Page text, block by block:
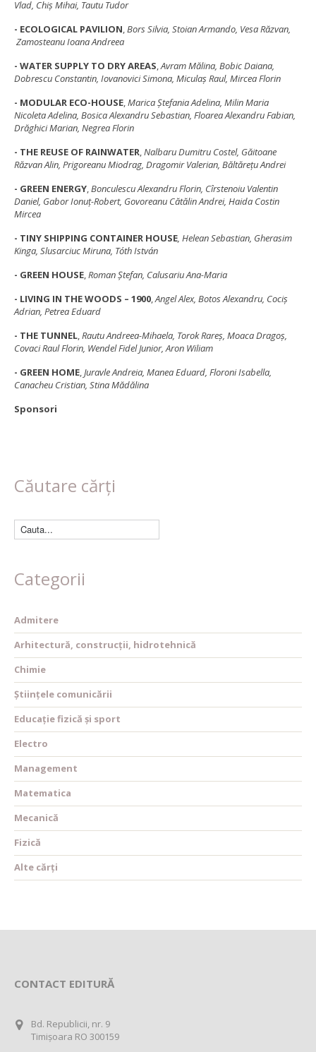
Vlad, Chiş Mihai, Tautu Tudor
- ECOLOGICAL PAVILION,Bors Silvia, Stoian Armando, Vesa Răzvan,
Zamosteanu Ioana Andreea
- WATER SUPPLY TO DRY AREAS,Avram Mălina, Bobic Daiana,
Dobrescu Constantin, Iovanovici Simona, Miculaş Raul, Mircea Florin
- MODULAR ECO-HOUSE,Marica Ştefania Adelina, Milin Maria
Nicoleta Adelina, Bosica Alexandru Sebastian, Floarea Alexandru Fabian,
Drăghici Marian, Negrea Florin
- THE REUSE OF RAINWATER,Nalbaru Dumitru Costel, Găitoane
Răzvan Alin, Prigoreanu Miodrag, Dragomir Valerian, Băltăreţu Andrei
- GREEN ENERGY,Bonculescu Alexandru Florin, Cîrstenoiu Valentin
Daniel, Gabor Ionuţ-Robert, Govoreanu Cătălin Andrei, Haida Costin
Mircea
- TINY SHIPPING CONTAINER HOUSE, Helean Sebastian, Gherasim
Kinga, Slusarciuc Miruna, Tóth István
- GREEN HOUSE,Roman Ştefan, Calusariu Ana-Maria
- LIVING IN THE WOODS – 1900,Angel Alex, Botos Alexandru, Cociş
Adrian, Petrea Eduard
- THE TUNNEL,Rautu Andreea-Mihaela, Torok Rareş, Moaca Dragoş,
Covaci Raul Florin, Wendel Fidel Junior, Aron Wiliam
- GREEN HOME,Juravle Andreia, Manea Eduard, Floroni Isabella,
Canacheu Cristian, Stina Mădălina
Sponsori
Căutare cărți
Categorii
Admitere
Arhitectură, construcții, hidrotehnică
Chimie
Științele comunicării
Educație fizică și sport
Electro
Management
Matematica
Mecanică
Fizică
Alte cărți
CONTACT EDITURĂ
Bd. Republicii, nr. 9
Timișoara RO 300159